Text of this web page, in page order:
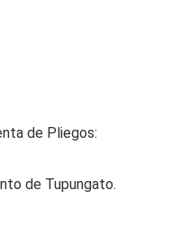
de Pliegos:
de Tupungato.